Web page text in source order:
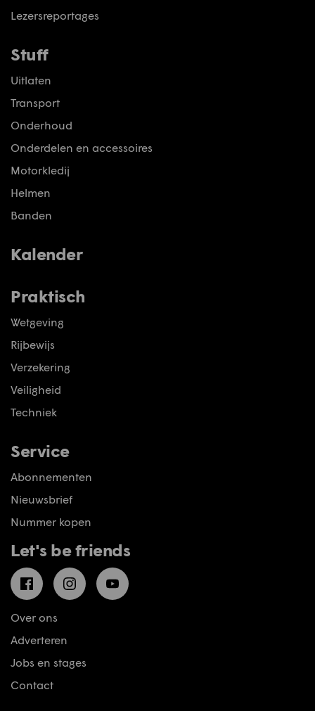
Lezersreportages
Stuff
Uitlaten
Transport
Onderhoud
Onderdelen en accessoires
Motorkledij
Helmen
Banden
Kalender
Praktisch
Wetgeving
Rijbewijs
Verzekering
Veiligheid
Techniek
Service
Abonnementen
Nieuwsbrief
Nummer kopen
Let's be friends
FacebookInstagramYouTube
Over ons
Adverteren
Jobs en stages
Contact